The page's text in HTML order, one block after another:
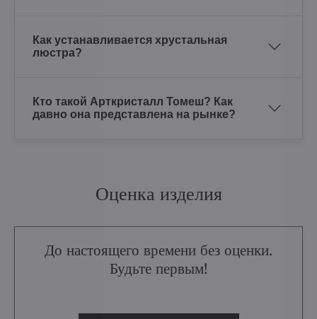
Как устанавливается хрустальная
люстра?
Кто такой Арткристалл Томеш? Как
давно она представлена на рынке?
Оценка изделия
До настоящего времени без оценки.
Будьте первым!